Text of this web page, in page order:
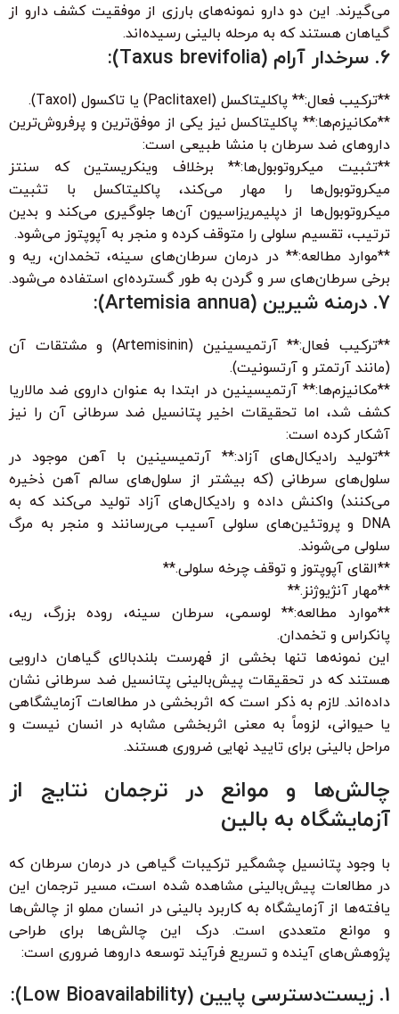
می‌گیرند. این دو دارو نمونه‌های بارزی از موفقیت کشف دارو از
گیاهان هستند که به مرحله بالینی رسیده‌اند.
6. سرخدار آرام (Taxus brevifolia):
**ترکیب فعال:** پاکلیتاکسل (Paclitaxel) یا تاکسول (Taxol).
**مکانیزم‌ها:** پاکلیتاکسل نیز یکی از موفق‌ترین و پرفروش‌ترین
داروهای ضد سرطان با منشا طبیعی است:
**تثبیت میکروتوبول‌ها:** برخلاف وینکریستین که سنتز
میکروتوبول‌ها را مهار می‌کند، پاکلیتاکسل با تثبیت
میکروتوبول‌ها از دپلیمریزاسیون آن‌ها جلوگیری می‌کند و بدین
ترتیب، تقسیم سلولی را متوقف کرده و منجر به آپوپتوز می‌شود.
**موارد مطالعه:** در درمان سرطان‌های سینه، تخمدان، ریه و
برخی سرطان‌های سر و گردن به طور گسترده‌ای استفاده می‌شود.
7. درمنه شیرین (Artemisia annua):
**ترکیب فعال:** آرتمیسینین (Artemisinin) و مشتقات آن
(مانند آرتمتر و آرتسونیت).
**مکانیزم‌ها:** آرتمیسینین در ابتدا به عنوان داروی ضد مالاریا
کشف شد، اما تحقیقات اخیر پتانسیل ضد سرطانی آن را نیز
آشکار کرده است:
**تولید رادیکال‌های آزاد:** آرتمیسینین با آهن موجود در
سلول‌های سرطانی (که بیشتر از سلول‌های سالم آهن ذخیره
می‌کنند) واکنش داده و رادیکال‌های آزاد تولید می‌کند که به
DNA و پروتئین‌های سلولی آسیب می‌رسانند و منجر به مرگ
سلولی می‌شوند.
**القای آپوپتوز و توقف چرخه سلولی.**
**مهار آنژیوژنز.**
**موارد مطالعه:** لوسمی، سرطان سینه، روده بزرگ، ریه،
پانکراس و تخمدان.
این نمونه‌ها تنها بخشی از فهرست بلندبالای گیاهان دارویی
هستند که در تحقیقات پیش‌بالینی پتانسیل ضد سرطانی نشان
داده‌اند. لازم به ذکر است که اثربخشی در مطالعات آزمایشگاهی
یا حیوانی، لزوماً به معنی اثربخشی مشابه در انسان نیست و
مراحل بالینی برای تایید نهایی ضروری هستند.
چالش‌ها و موانع در ترجمان نتایج از
آزمایشگاه به بالین
با وجود پتانسیل چشمگیر ترکیبات گیاهی در درمان سرطان که
در مطالعات پیش‌بالینی مشاهده شده است، مسیر ترجمان این
یافته‌ها از آزمایشگاه به کاربرد بالینی در انسان مملو از چالش‌ها
و موانع متعددی است. درک این چالش‌ها برای طراحی
پژوهش‌های آینده و تسریع فرآیند توسعه داروها ضروری است:
1. زیست‌دسترسی پایین (Low Bioavailability):